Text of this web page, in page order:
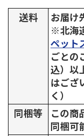
送料
お届け
※北海
ペット
ごとの
込）以
はござ
く）
同梱等
この商
同梱可